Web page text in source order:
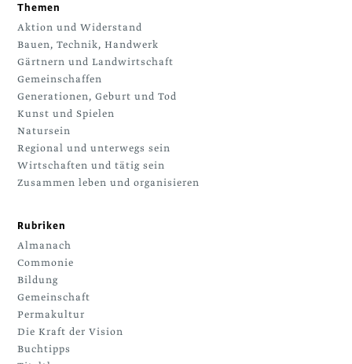
Themen
Aktion und Widerstand
Bauen, Technik, Handwerk
Gärtnern und Landwirtschaft
Gemeinschaffen
Generationen, Geburt und Tod
Kunst und Spielen
Natursein
Regional und unterwegs sein
Wirtschaften und tätig sein
Zusammen leben und organisieren
Rubriken
Almanach
Commonie
Bildung
Gemeinschaft
Permakultur
Die Kraft der Vision
Buchtipps